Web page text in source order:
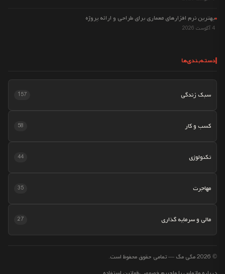
بهترین نرم افزارهای معماری برای طراحی و ارائه پروژه
4 آگوست 2026
دسته‌بندی‌ها
سبک زندگی 157
کسب و کار 58
تکنولوژی 44
مهاجرت 35
مالی و سرمایه گذاری 27
© 2026 مگی مگ — تمامی حقوق محفوظ است.